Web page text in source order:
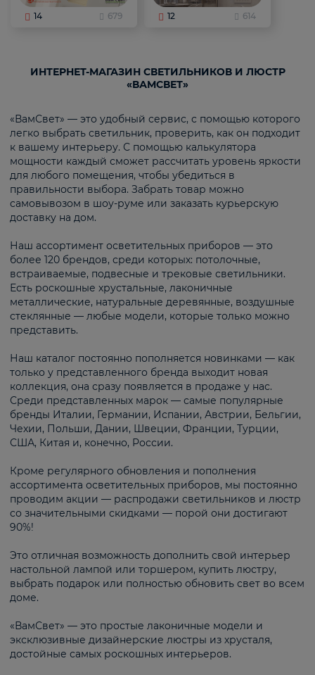
14 679 12 614
ИНТЕРНЕТ-МАГАЗИН СВЕТИЛЬНИКОВ И ЛЮСТР
«ВАМСВЕТ»
«ВамСвет» — это удобный сервис, с помощью которого
легко выбрать светильник, проверить, как он подходит
к вашему интерьеру. С помощью калькулятора
мощности каждый сможет рассчитать уровень яркости
для любого помещения, чтобы убедиться в
правильности выбора. Забрать товар можно
самовывозом в шоу-руме или заказать курьерскую
доставку на дом.
Наш ассортимент осветительных приборов — это
более 120 брендов, среди которых: потолочные,
встраиваемые, подвесные и трековые светильники.
Есть роскошные хрустальные, лаконичные
металлические, натуральные деревянные, воздушные
стеклянные — любые модели, которые только можно
представить.
Наш каталог постоянно пополняется новинками — как
только у представленного бренда выходит новая
коллекция, она сразу появляется в продаже у нас.
Среди представленных марок — самые популярные
бренды Италии, Германии, Испании, Австрии, Бельгии,
Чехии, Польши, Дании, Швеции, Франции, Турции,
США, Китая и, конечно, России.
Кроме регулярного обновления и пополнения
ассортимента осветительных приборов, мы постоянно
проводим акции — распродажи светильников и люстр
со значительными скидками — порой они достигают
90%!
Это отличная возможность дополнить свой интерьер
настольной лампой или торшером, купить люстру,
выбрать подарок или полностью обновить свет во всем
доме.
«ВамСвет» — это простые лаконичные модели и
эксклюзивные дизайнерские люстры из хрусталя,
достойные самых роскошных интерьеров.